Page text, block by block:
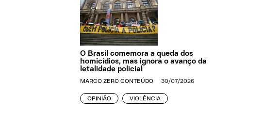
O Brasil comemora a queda dos
homicídios, mas ignora o avanço da
letalidade policial
MARCO ZERO CONTEÚDO 30/07/2026
OPINIÃO VIOLÊNCIA